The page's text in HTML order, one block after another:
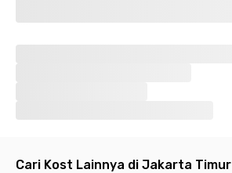
Cari Kost Lainnya di Jakarta Timur